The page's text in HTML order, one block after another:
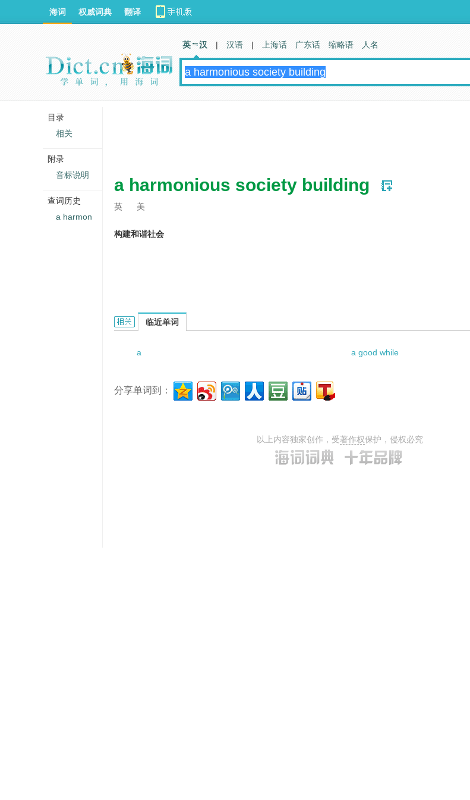
a harmonious society building
英 美
构建和谐社会
a harmonious society building的相关资料：
临近单词
a a good while
分享单词到：
以上内容独家创作，受著作权保护，侵权必究
海词 权威词典 翻译
英 汉 | 汉语 | 上海话 广东话 缩略语 人名
目录
相关
附录
音标说明
查词历史
a harmon